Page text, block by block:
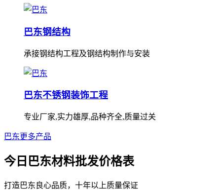
巴东钢结构
承接钢结构工程及钢结构制作与安装
巴东不锈钢装饰工程
专业厂家,实力雄厚,品种齐全,质量过关
巴东更多产品
今日巴东材料批发价格表
打造巴东良心品质，十年以上质量保证